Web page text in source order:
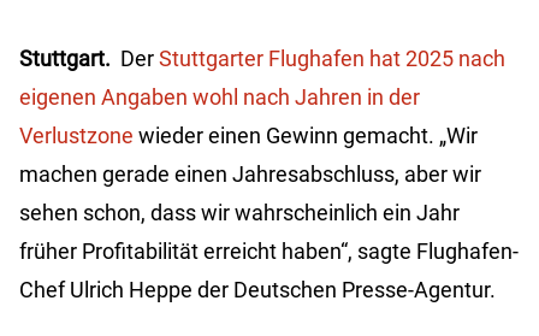
Stuttgart. DerStuttgarter Flughafen hat 2025 nach
eigenen Angaben wohl nach Jahren in der
Verlustzone wieder einen Gewinn gemacht. „Wir
machen gerade einen Jahresabschluss, aber wir
sehen schon, dass wir wahrscheinlich ein Jahr
früher Profitabilität erreicht haben“, sagte Flughafen-
Chef Ulrich Heppe der Deutschen Presse-Agentur.